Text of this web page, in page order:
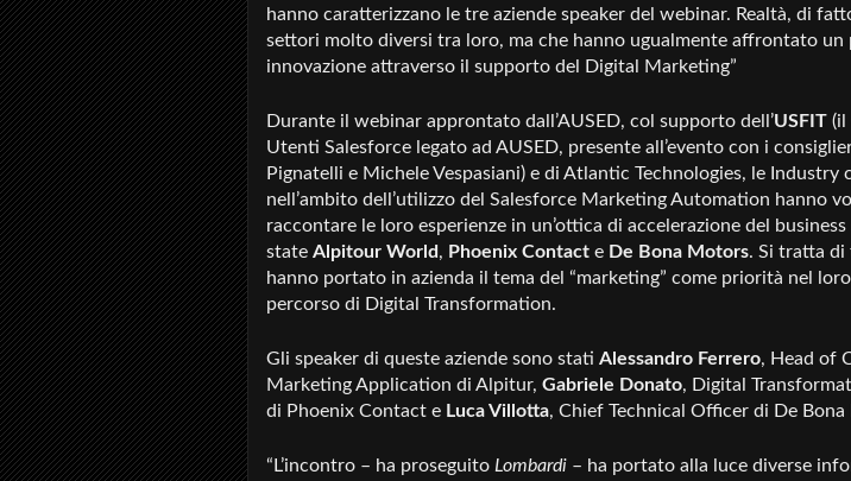
hanno caratterizzano le tre aziende speaker del webinar. Realtà, di
settori molto diversi tra loro, ma che hanno ugualmente affrontato un
innovazione attraverso il supporto del Digital Marketing”
Durante il webinar approntato dall’AUSED, col supporto dell’USFIT (il
Utenti Salesforce legato ad AUSED, presente all’evento con i
Pignatelli e Michele Vespasiani) e di Atlantic Technologies, le Industry
nell’ambito dell’utilizzo del Salesforce Marketing Automation hanno
raccontare le loro esperienze in un’ottica di accelerazione del business
state Alpitour World, Phoenix Contact e De Bona Motors. Si tratta di
hanno portato in azienda il tema del “marketing” come priorità nel
percorso di Digital Transformation.
Gli speaker di queste aziende sono stati Alessandro Ferrero, Head of
Marketing Application di Alpitur, Gabriele Donato, Digital
di Phoenix Contact e Luca Villotta, Chief Technical Officer di De
“L’incontro – ha proseguito Lombardi – ha portato alla luce diverse